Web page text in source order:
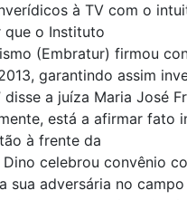
à TV com o
que o Instituto
(Embratur) firmou
garantindo assim
a juíza Maria José
está a afirmar fato
à frente da
Dino celebrou convênio
sua adversária no